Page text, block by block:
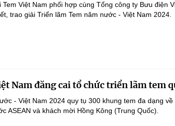
Tem Việt Nam phối hợp cùng Tổng công ty Bưu điện
trao giải Triển lãm Tem năm nước - Việt Nam 2024.
Nam đăng cai tổ chức triển lãm tem
- Việt Nam 2024 quy tụ 300 khung tem đa dạng
ASEAN và khách mời Hồng Kông (Trung Quốc).